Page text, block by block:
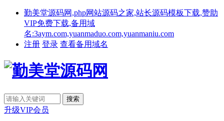
勤美堂源码网,php网站源码之家,站长源码模板下载,赞助
VIP免费下载,备用域
名:3aym.com,yuanmaduo.com,yuanmaniu.com
注册 登录 查看备用域名
升级VIP会员